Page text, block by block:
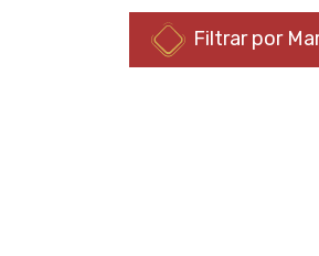
Filtrar por